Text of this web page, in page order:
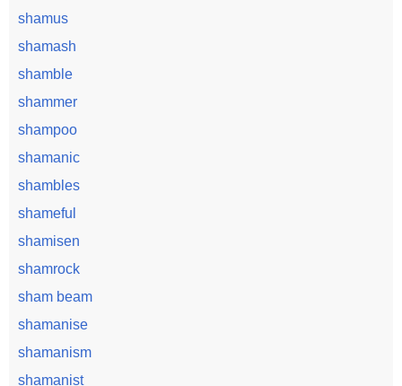
shamus
shamash
shamble
shammer
shampoo
shamanic
shambles
shameful
shamisen
shamrock
sham beam
shamanise
shamanism
shamanist